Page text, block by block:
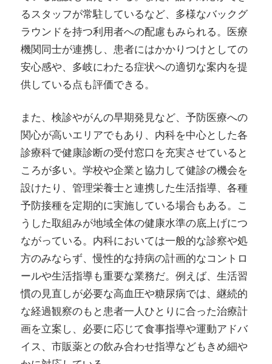
るスタッフが常駐しているなど、多様なバックグ
ラウンドを持つ利用者への配慮もみられる。医療
機関同士が連携し、患者にはかかりつけとしての
安心感や、多岐にわたる症状への適切な案内を提
供している点も評価できる。
また、検診やがんの早期発見など、予防医療への
関心が高いエリアでもあり、内科を中心とした各
診療科で健康診断の受付窓口を充実させていると
ころが多い。学校や企業と協力して健診の機会を
設けたり、管理栄養士と連携した生活指導、各種
予防接種を定期的に実施している場合もある。こ
うした取組みが地域全体の健康水準の底上げにつ
ながっている。内科においては一般的な診察や処
方のみならず、慢性的な持病の計画的なコントロ
ールや生活指導も重要な業務だ。例えば、生活習
慣の見直しが必要な高血圧や糖尿病では、継続的
な経過観察のもと患者一人ひとりに合った治療計
画を立案し、必要に応じて食事指導や運動アドバ
イス、市販薬との飲み合わせ指導などもきめ細や